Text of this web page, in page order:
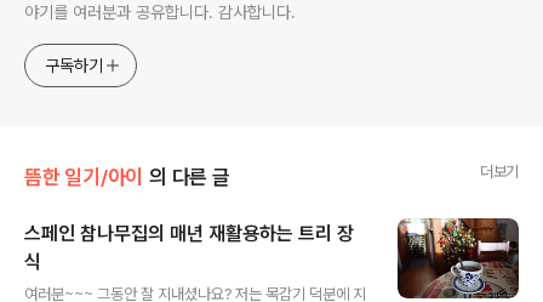
야기를 여러분과 공유합니다. 감사합니다.
구독하기
뜸한 일기/아이 의 다른 글 더보기
스페인 참나무집의 매년 재활용하는 트리 장
식
여러분~~~ 그동안 잘 지내셨나요? 저는 목감기 덕분에 지